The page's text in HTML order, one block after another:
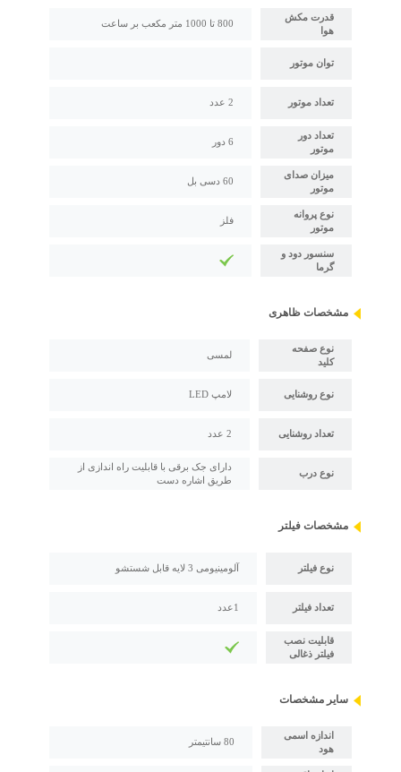
قدرت مکش
هوا
800 تا 1000 متر مکعب بر ساعت
توان موتور
تعداد موتور 2 عدد
تعداد دور
موتور
6 دور
میزان صدای
موتور
60 دسی بل
نوع پروانه
موتور
فلز
سنسور دود و
گرما
مشخصات ظاهری
نوع صفحه
کلید
لمسی
نوع روشنایی لامپ LED
تعداد روشنایی 2 عدد
نوع درب
دارای جک برقی با قابلیت راه اندازی از
طریق اشاره دست
مشخصات فیلتر
نوع فیلتر آلومینیومی 3 لایه قابل شستشو
تعداد فیلتر 1عدد
قابلیت نصب
فیلتر ذغالی
سایر مشخصات
اندازه اسمی
هود
80 سانتیمتر